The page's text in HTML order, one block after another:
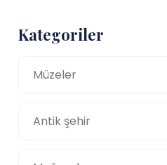
Kategoriler
Müzeler
Antik şehir